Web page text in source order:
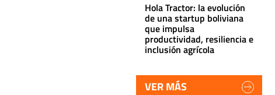
Hola Tractor: la evolución
de una startup boliviana
que impulsa
productividad, resiliencia e
inclusión agrícola
VER MÁS